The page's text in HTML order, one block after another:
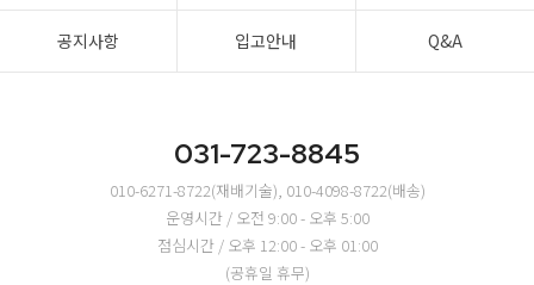
공지사항 입고안내 Q&A
031-723-8845
010-6271-8722(재배기술), 010-4098-8722(배송)
운영시간 / 오전 9:00 - 오후 5:00
점심시간 / 오후 12:00 - 오후 01:00
(공휴일 휴무)